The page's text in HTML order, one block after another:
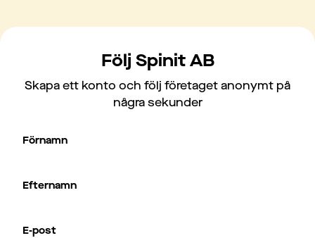
Följ Spinit AB
Skapa ett konto och följ företaget anonymt på
några sekunder
Förnamn
Efternamn
E-post